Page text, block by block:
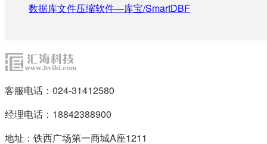
数据库文件压缩软件—库宝/SmartDBF
客服电话：024-31412580
经理电话：18842388900
地址：铁西广场第一商城A座1211